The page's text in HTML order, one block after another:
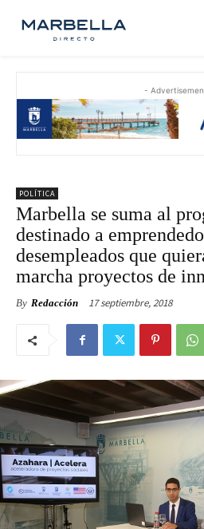
-
POLÍTICA
Marbella se suma al
destinado a
desempleados que
marcha proyectos de
By Redacción 17 septiembre, 2018